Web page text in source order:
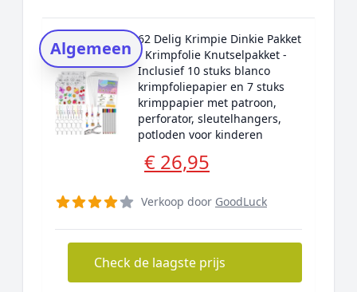
Algemeen 62 Delig Krimpie Dinkie Pakket
- Krimpfolie Knutselpakket -
Inclusief 10 stuks blanco
krimpfoliepapier en 7 stuks
krimppapier met patroon,
perforator, sleutelhangers,
potloden voor kinderen
€ 26,95
Verkoop door GoodLuck
Check de laagste prijs